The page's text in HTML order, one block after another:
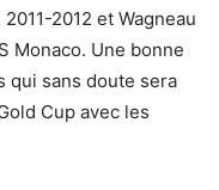
2012 et Wagneau
Monaco. Une bonne
qui sans doute sera
Cup avec les